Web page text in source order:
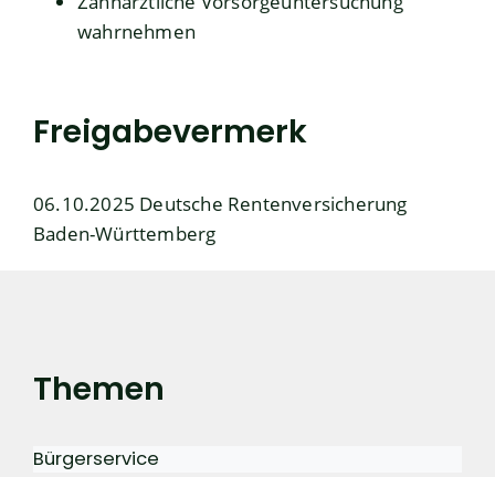
wahrnehmen
Freigabevermerk
06.10.2025 Deutsche Rentenversicherung
Baden-Württemberg
Themen
Bürgerservice